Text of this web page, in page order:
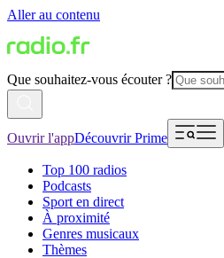
Aller au contenu
Que souhaitez-vous écouter ?
Ouvrir l'appDécouvrir Prime
Top 100 radios
Podcasts
Sport en direct
À proximité
Genres musicaux
Thèmes